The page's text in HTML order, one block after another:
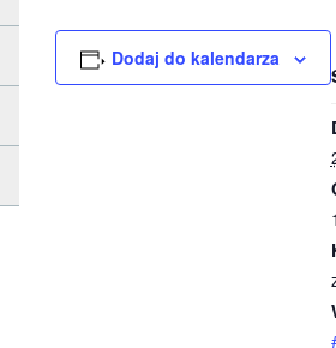
Dodaj do kalendarza